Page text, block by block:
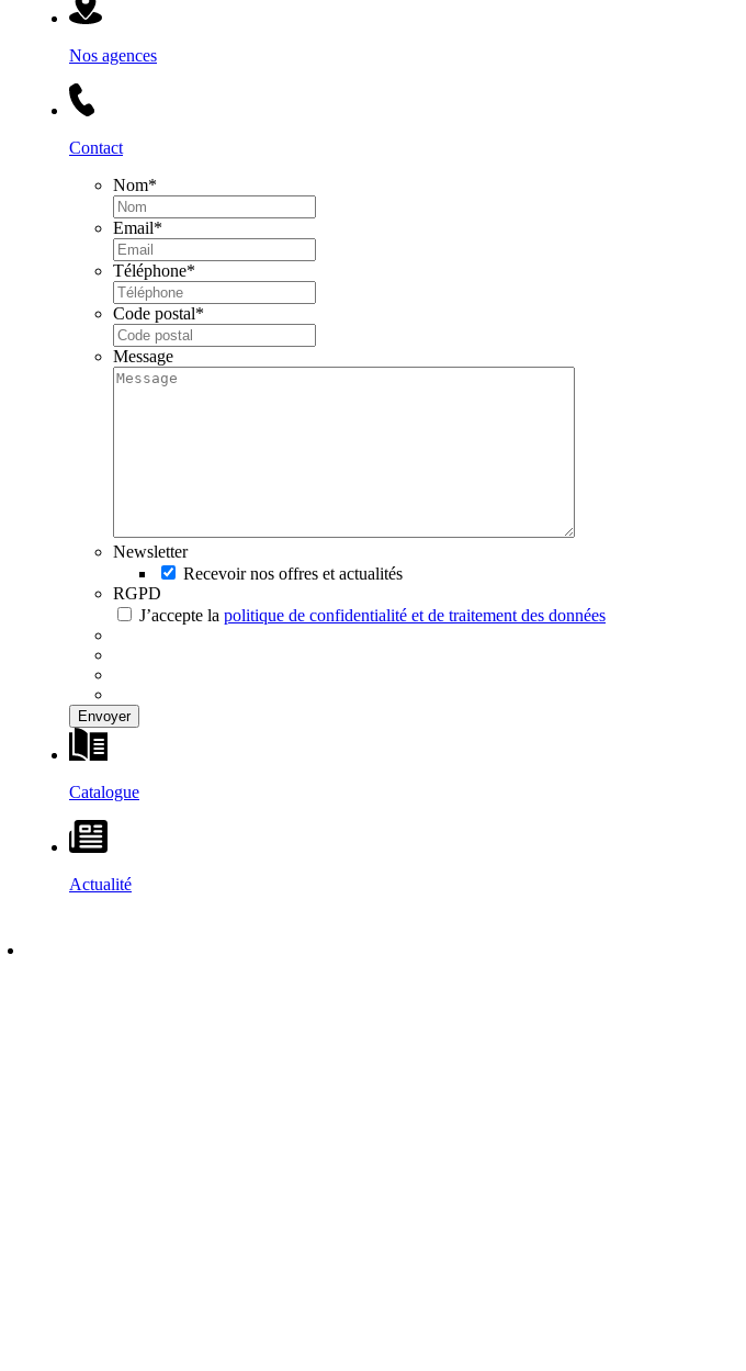
Nos agences
Contact
Nom*
Email*
Téléphone*
Code postal*
Message
Newsletter
Recevoir nos offres et actualités
RGPD
J’accepte la politique de confidentialité et de traitement des données
Catalogue
Actualité